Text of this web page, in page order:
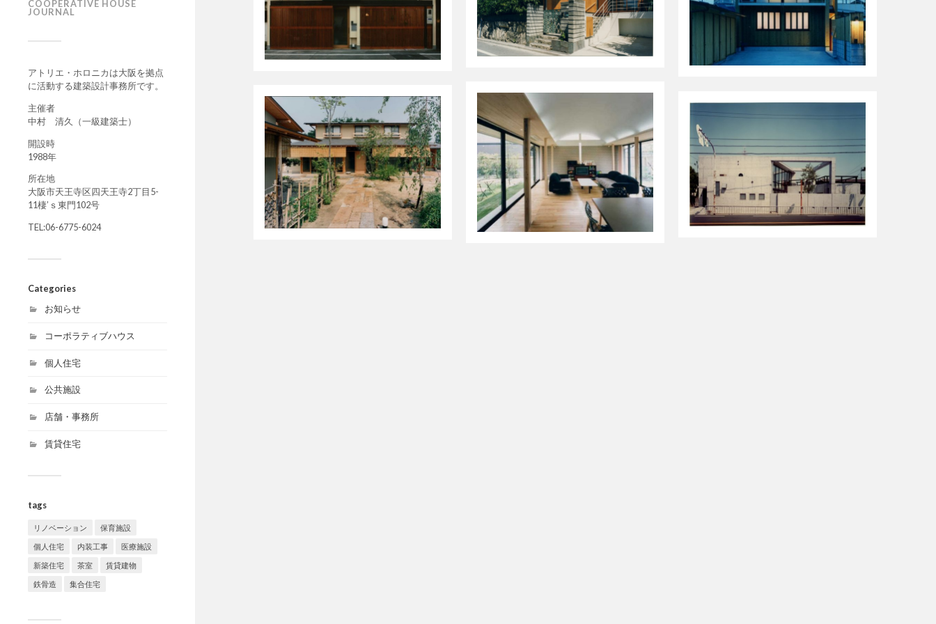
COOPERATIVE HOUSE
JOURNAL
アトリエ・ホロニカは大阪を拠点
に活動する建築設計事務所です。
主催者
中村 清久（一級建築士）
開設時
1988年
所在地
大阪市天王寺区四天王寺2丁目5-
11棲’ｓ東門102号
TEL:06-6775-6024
Categories
お知らせ
コーポラティブハウス
個人住宅
公共施設
店舗・事務所
賃貸住宅
tags
リノベーション 保育施設
個人住宅 内装工事 医療施設
新築住宅 茶室 賃貸建物
鉄骨造 集合住宅